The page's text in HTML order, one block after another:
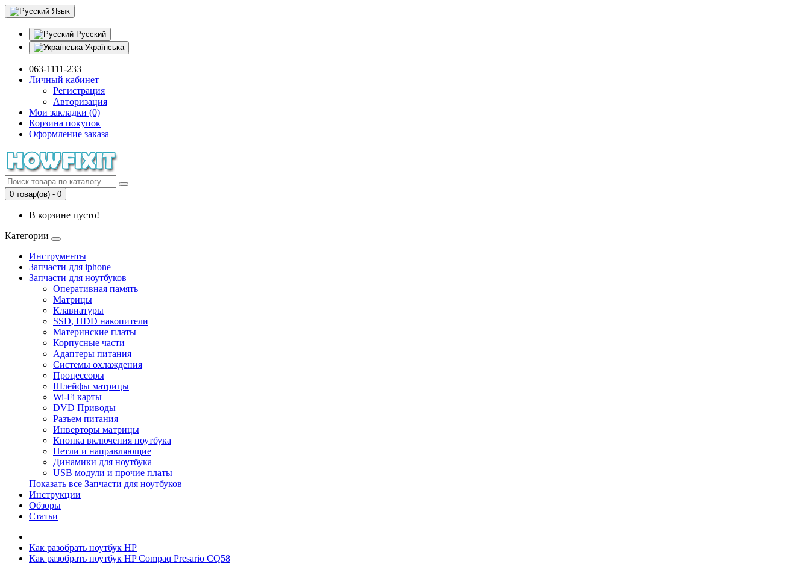
Язык
Русский
Українська
063-1111-233
Личный кабинет
Регистрация
Авторизация
Мои закладки (0)
Корзина покупок
Оформление заказа
0 товар(ов) - 0
В корзине пусто!
Категории
Инструменты
Запчасти для iphone
Запчасти для ноутбуков
Оперативная память
Матрицы
Клавиатуры
SSD, HDD накопители
Материнские платы
Корпусные части
Адаптеры питания
Системы охлаждения
Процессоры
Шлейфы матрицы
Wi-Fi карты
DVD Приводы
Разъем питания
Инверторы матрицы
Кнопка включения ноутбука
Петли и направляющие
Динамики для ноутбука
USB модули и прочие платы
Показать все Запчасти для ноутбуков
Инструкции
Обзоры
Статьи
Как разобрать ноутбук HP
Как разобрать ноутбук HP Compaq Presario CQ58